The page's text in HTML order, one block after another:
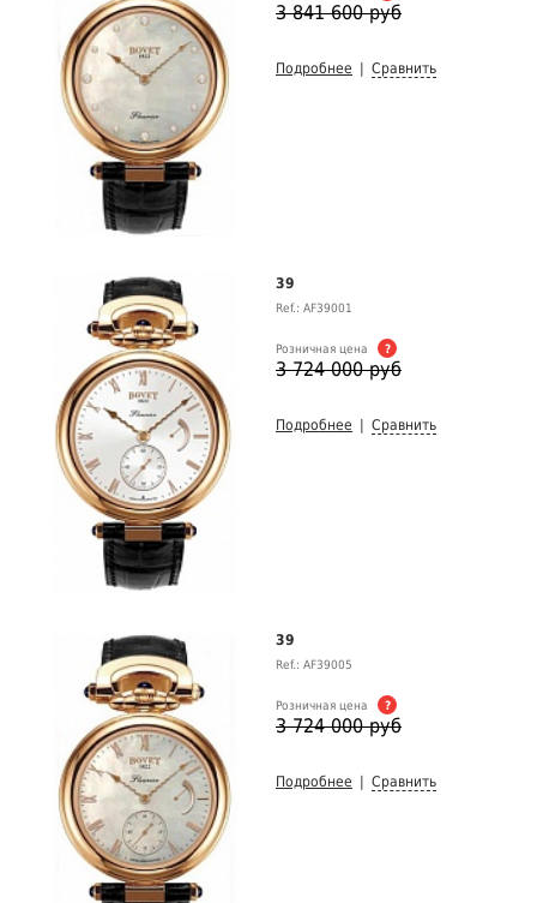
3 841 600 руб
Подробнее Сравнить
39
Ref.: AF39001
Розничная цена ?
3 724 000 руб
Подробнее Сравнить
39
Ref.: AF39005
Розничная цена ?
3 724 000 руб
Подробнее Сравнить